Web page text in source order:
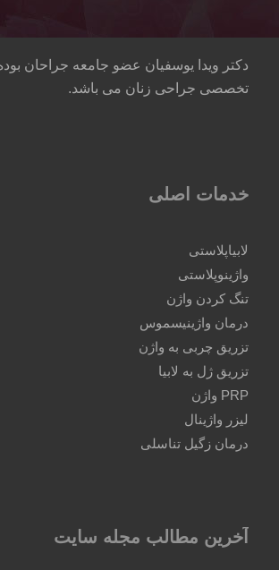
دکتر ویدا یوسفیان عضو جامعه جراحان
تخصصی جراحی زنان می باشد.
خدمات اصلی
لابیاپلاستی
واژینوپلاستی
تنگ کردن واژن
درمان واژینیسموس
تزریق چربی به واژن
تزریق ژل به لابیا
PRP واژن
لیزر واژینال
درمان زگیل تناسلی
آخرین مطالب مجله سایت